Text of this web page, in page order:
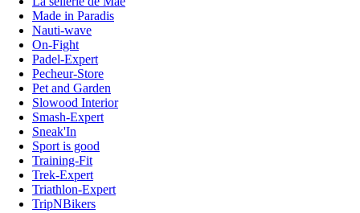
Made in Paradis
Nauti-wave
On-Fight
Padel-Expert
Pecheur-Store
Pet and Garden
Slowood Interior
Smash-Expert
Sneak'In
Sport is good
Training-Fit
Trek-Expert
Triathlon-Expert
TripNBikers